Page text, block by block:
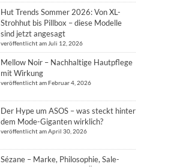
Hut Trends Sommer 2026: Von XL-
Strohhut bis Pillbox – diese Modelle
sind jetzt angesagt
veröffentlicht am Juli 12, 2026
Mellow Noir – Nachhaltige Hautpflege
mit Wirkung
veröffentlicht am Februar 4, 2026
Der Hype um ASOS – was steckt hinter
dem Mode-Giganten wirklich?
veröffentlicht am April 30, 2026
Sézane – Marke, Philosophie, Sale-